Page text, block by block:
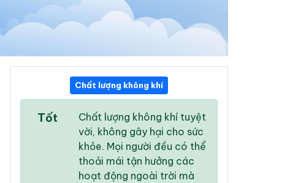
24 °/
24 °
/30 °
Chất lượng không khí
Tốt
Chất lượng không khí tuyệt
vời, không gây hại cho sức
khỏe. Mọi người đều có thể
thoải mái tận hưởng các
hoạt động ngoài trời mà